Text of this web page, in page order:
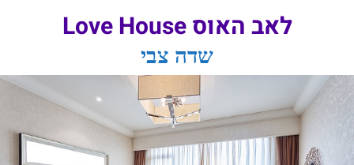
לאב האוס Love House
שדה צבי